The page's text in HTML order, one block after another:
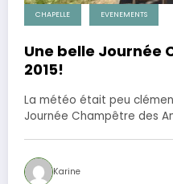
CHAPELLE EVENEMENTS
Une belle Journée
2015!
La météo était peu
Journée Champêtre des
Karine